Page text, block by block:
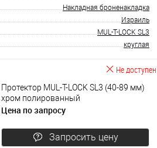
Накладная броненакладка
Израиль
MUL-T-LOCK SL3
круглая
Не доступен
Протектор MUL-T-LOCK SL3 (40-89 мм)
хром полированный
Цена по запросу
Запросить цену